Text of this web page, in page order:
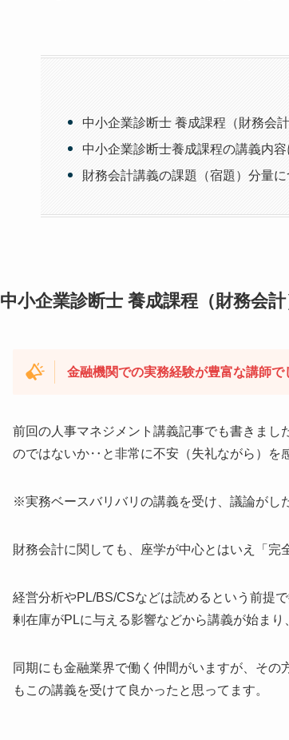
中小企業診断士 養成課程（財務会
中小企業診断士養成課程の講義内容
財務会計講義の課題（宿題）分量に
中小企業診断士 養成課程（財務会
金融機関での実務経験が豊富な講師で
前回の人事マネジメント講義記事でも書きま
のではないか‥と非常に不安（失礼ながら）を
※実務ベースバリバリの講義を受け、議論がし
財務会計に関しても、座学が中心とはいえ「完
経営分析やPL/BS/CSなどは読めるという前提
剰在庫がPLに与える影響などから講義が始ま
同期にも金融業界で働く仲間がいますが、そ
もこの講義を受けて良かったと思ってます。